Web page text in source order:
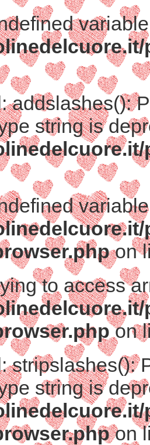
: addslashes():
string is
on
to access
on
: stripslashes():
string is
on